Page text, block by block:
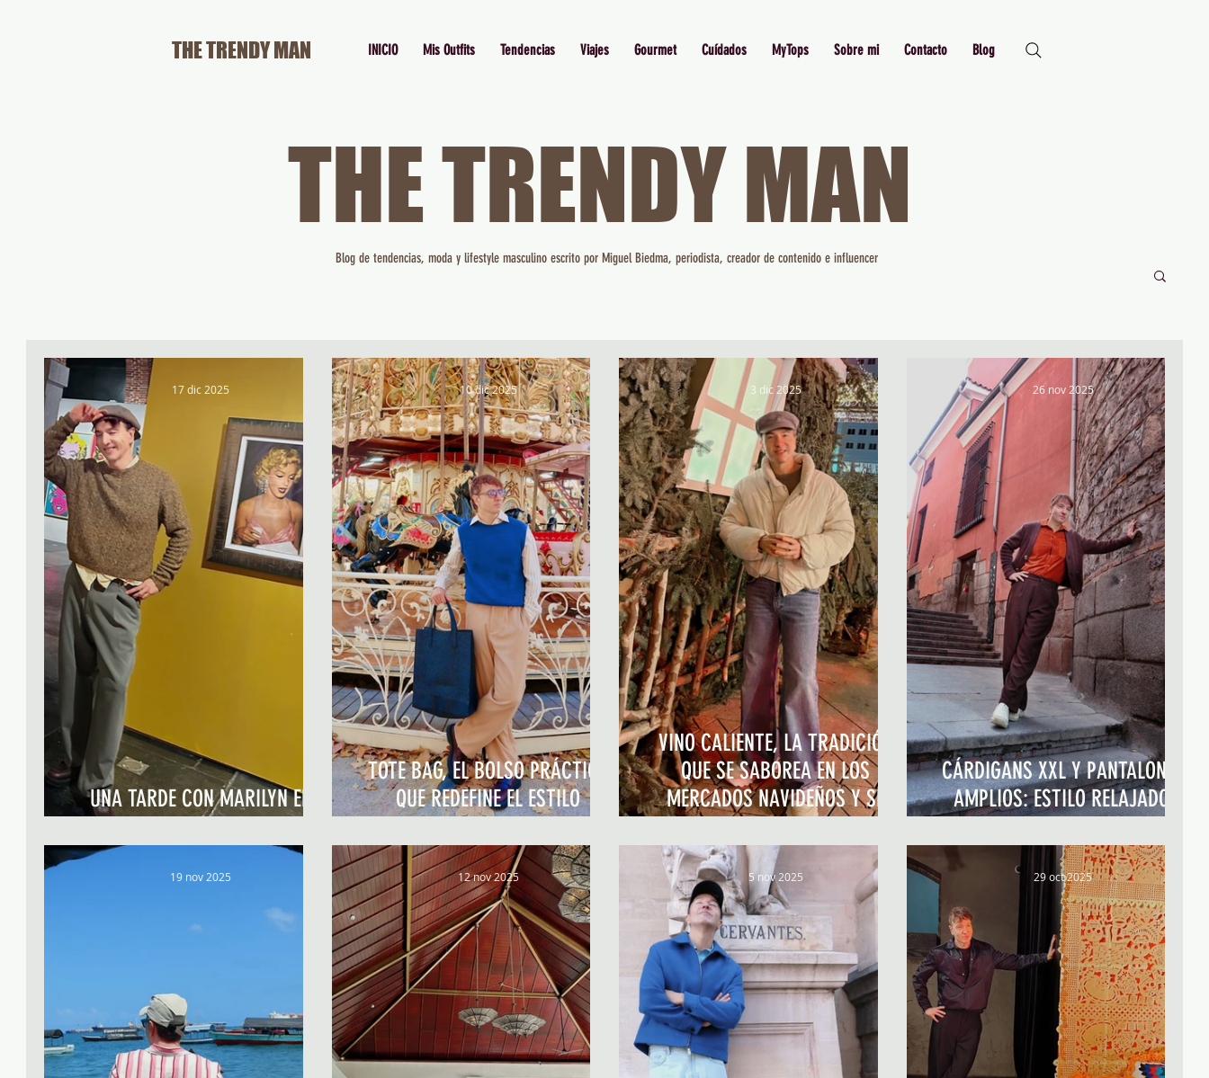
INICIO Mis Outfits Tendencias Viajes Gourmet Cuídados MyTops Sobre mi Contacto Blog
THE TRENDY MAN
UNA TARDE CON MARILYN EN
17 dic 2025
TOTE BAG, EL BOLSO PRÁCTICO
QUE REDEFINE EL ESTILO
10 dic 2025
VINO CALIENTE, LA TRADICIÓN
QUE SE SABOREA EN LOS
MERCADOS NAVIDEÑOS Y SE
3 dic 2025
CÁRDIGANS XXL Y PANTALONES
AMPLIOS: ESTILO RELAJADO,
26 nov 2025
19 nov 2025 12 nov 2025 5 nov 2025 29 oct 2025
Blog de tendencias, moda y lifestyle masculino escrito por Miguel Biedma, periodista, creador de contenido e influencer
THE TRENDY MAN